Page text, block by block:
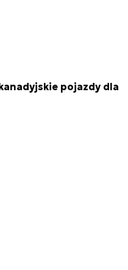
pojazdy dla